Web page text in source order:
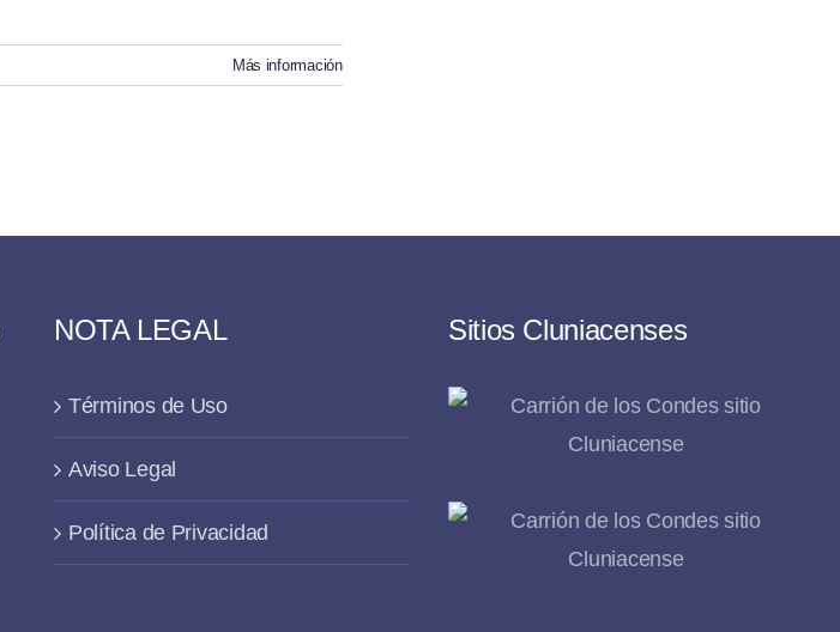
Más información
NOTA LEGAL
Términos de Uso
Aviso Legal
Política de Privacidad
Sitios Cluniacenses